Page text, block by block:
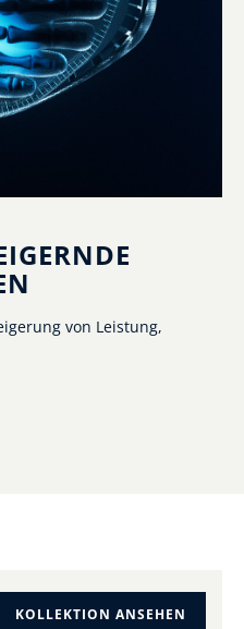
von Leistung,
KOLLEKTION ANSEHEN